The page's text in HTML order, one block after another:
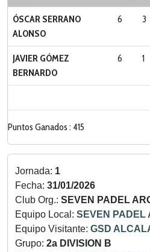
ÓSCAR SERRANO
ALONSO
6 3
JAVIER GÓMEZ
BERNARDO
6 1
Puntos Ganados : 415
Jornada: 1
Fecha: 31/01/2026
Club Org.: SEVEN PADEL
Equipo Local: SEVEN PADEL
Equipo Visitante: GSD
Grupo: 2a DIVISION B